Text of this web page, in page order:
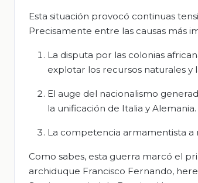
Esta situación provocó continuas
Precisamente entre las causas más
La disputa por las colonias
explotar los recursos naturales
El auge del nacionalismo
la unificación de Italia y Alemania.
La competencia armamentista a
Como sabes, esta guerra marcó el
archiduque Francisco Fernando,